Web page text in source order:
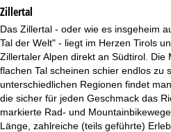
Zillertal
Das Zillertal - oder wie es insgeheim
Tal der Welt" - liegt im Herzen Tirols
Zillertaler Alpen direkt an Südtirol. Die
flachen Tal scheinen schier endlos zu
unterschiedlichen Regionen findet
die sicher für jeden Geschmack das
markierte Rad- und
Länge, zahlreiche (teils geführte)